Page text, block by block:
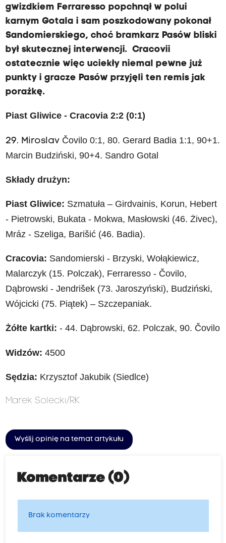
gwizdkiem Ferraresso popchnął w polui
karnym Gotala i sam poszkodowany pokonał
Sandomierskiego, choć bramkarz Pasów bliski
był skutecznej interwencji. Cracovii
ostatecznie więc uciekły niemal pewne już
punkty i gracze Pasów przyjęli ten remis jak
porażkę.
Piast Gliwice - Cracovia 2:2 (0:1)
29. Miroslav Čovilo 0:1, 80. Gerard Badia 1:1, 90+1.
Marcin Budziński, 90+4. Sandro Gotal
Składy drużyn:
Piast Gliwice: Szmatuła – Girdvainis, Korun, Hebert
- Pietrowski, Bukata - Mokwa, Masłowski (46. Żivec),
Mráz - Szeliga, Barišić (46. Badia).
Cracovia: Sandomierski - Brzyski, Wołąkiewicz,
Malarczyk (15. Polczak), Ferraresso - Čovilo,
Dąbrowski - Jendrišek (73. Jaroszyński), Budziński,
Wójcicki (75. Piątek) – Szczepaniak.
Żółte kartki: - 44. Dąbrowski, 62. Polczak, 90. Čovilo
Widzów: 4500
Sędzia: Krzysztof Jakubik (Siedlce)
Marek Solecki/RK
Wyślij opinię na temat artykułu
Komentarze (0)
Brak komentarzy